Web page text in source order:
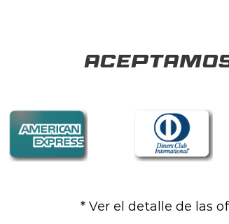
* Ver el detalle de las